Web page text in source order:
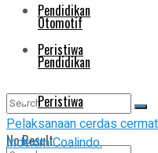
Pendidikan
Peristiwa
No Result
Otomotif
Pendidikan
Peristiwa
Pelaksanaan cerdas
Indexim Coalindo.